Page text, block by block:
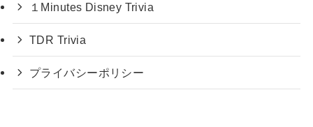
１Minutes Disney Trivia
TDR Trivia
プライバシーポリシー